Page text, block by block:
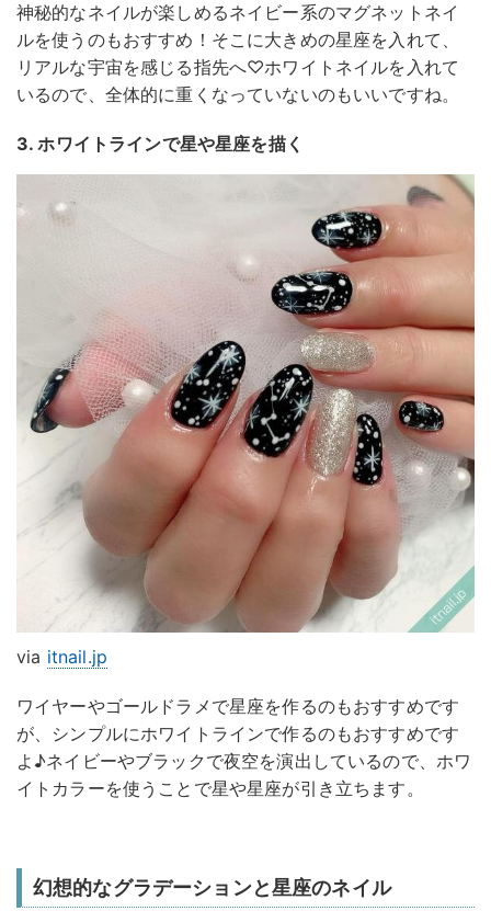
神秘的なネイルが楽しめるネイビー系のマグネットネイ
ルを使うのもおすすめ！そこに大きめの星座を入れて、
リアルな宇宙を感じる指先へ♡ホワイトネイルを入れて
いるので、全体的に重くなっていないのもいいですね。
3. ホワイトラインで星や星座を描く
via itnail.jp
ワイヤーやゴールドラメで星座を作るのもおすすめです
が、シンプルにホワイトラインで作るのもおすすめです
よ♪ネイビーやブラックで夜空を演出しているので、ホワ
イトカラーを使うことで星や星座が引き立ちます。
幻想的なグラデーションと星座のネイル